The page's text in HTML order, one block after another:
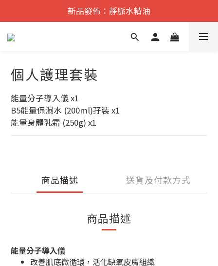
遠紅外舒痛·理療    香港No.1
新品發佈：靜脈水精油
遠紅外舒痛·理療    香港No.1
個人護理套裝
能量分子導入儀 x1
B5能量保濕水 (200ml)孖裝 x1
能量身體乳霜 (250g) x1
商品描述 送貨及付款方式
商品描述
能量分子導入儀
改善肌底微循環，活化缺氧皮膚組織